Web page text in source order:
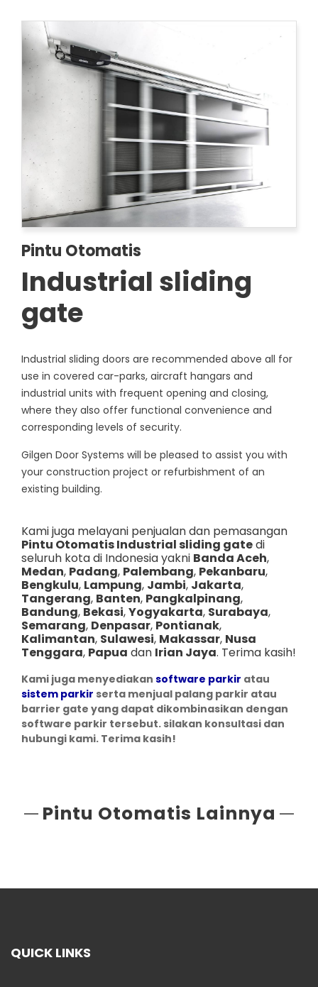
Pintu Otomatis
Industrial sliding
gate
Industrial sliding doors are recommended above all for
use in covered car-parks, aircraft hangars and
industrial units with frequent opening and closing,
where they also offer functional convenience and
corresponding levels of security.
Gilgen Door Systems will be pleased to assist you with
your construction project or refurbishment of an
existing building.
Kami juga melayani penjualan dan pemasangan
Pintu Otomatis Industrial sliding gatedi
seluruh kota di Indonesia yakni Banda Aceh,
Medan, Padang, Palembang, Pekanbaru,
Bengkulu, Lampung, Jambi, Jakarta,
Tangerang, Banten, Pangkalpinang,
Bandung, Bekasi,Yogyakarta, Surabaya,
Semarang, Denpasar, Pontianak,
Kalimantan, Sulawesi, Makassar, Nusa
Tenggara, Papua dan Irian Jaya. Terima kasih!
Kami juga menyediakan software parkir atau
sistem parkir serta menjual palang parkir atau
barrier gate yang dapat dikombinasikan dengan
software parkir tersebut. silakan konsultasi dan
hubungi kami. Terima kasih!
Pintu Otomatis Lainnya
QUICK LINKS